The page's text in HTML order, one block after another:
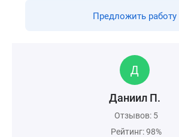
Предложить работу
Даниил П.
Отзывов: 5
Рейтинг: 98%